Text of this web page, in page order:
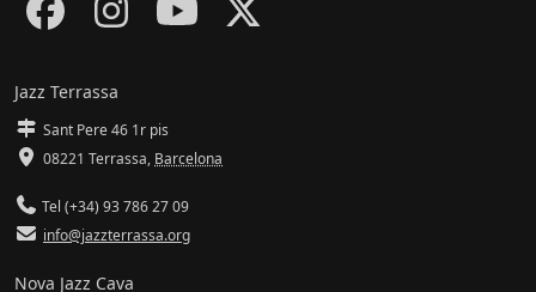
Jazz Terrassa
Sant Pere 46 1r pis
08221 Terrassa, Barcelona
Tel (+34) 93 786 27 09
info@jazzterrassa.org
Nova Jazz Cava